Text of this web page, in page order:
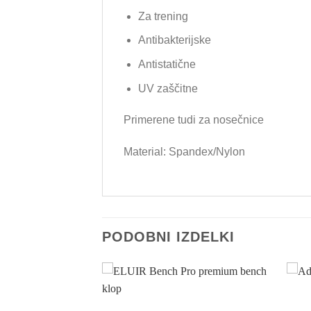
Za trening
Antibakterijske
Antistatične
UV zaščitne
Primerene tudi za nosečnice
Material: Spandex/Nylon
PODOBNI IZDELKI